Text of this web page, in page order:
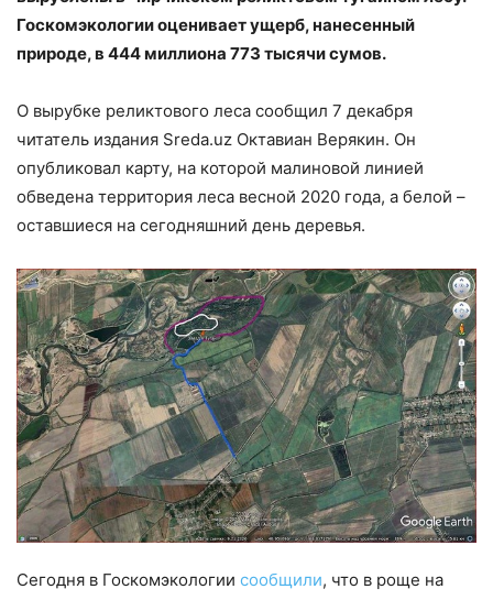
Госкомэкологии оценивает ущерб, нанесенный
природе, в 444 миллиона 773 тысячи сумов.
О вырубке реликтового леса сообщил 7 декабря
читатель издания Sreda.uz Октавиан Верякин. Он
опубликовал карту, на которой малиновой линией
обведена территория леса весной 2020 года, а белой –
оставшиеся на сегодняшний день деревья.
Сегодня в Госкомэкологии сообщили, что в роще на